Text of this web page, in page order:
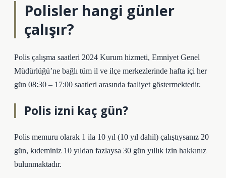
Polisler hangi günler
çalışır?
Polis çalışma saatleri 2024 Kurum hizmeti, Emniyet Genel
Müdürlüğü’ne bağlı tüm il ve ilçe merkezlerinde hafta içi her
gün 08:30 – 17:00 saatleri arasında faaliyet göstermektedir.
Polis izni kaç gün?
Polis memuru olarak 1 ila 10 yıl (10 yıl dahil) çalıştıysanız 20
gün, kıdeminiz 10 yıldan fazlaysa 30 gün yıllık izin hakkınız
bulunmaktadır.